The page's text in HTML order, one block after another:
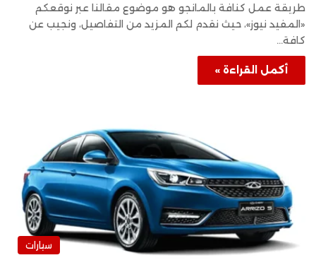
طريقة عمل كنافة بالمانجو هو موضوع مقالنا عبر نوقعكم
«المفيد نيوز»، حيث نقدم لكم المزيد من التفاصيل، ونجيب عن
كافة…
أكمل القراءة »
سيارات